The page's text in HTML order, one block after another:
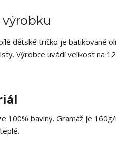
výrobku
dětské tričko je batikované
Výrobce uvádí velikost na
100% bavlny. Gramáž je